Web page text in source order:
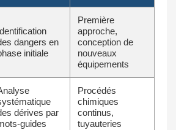
dangers en
initiale
Première
approche,
conception de
nouveaux
équipements
dérives par
guides
Procédés
chimiques
continus,
tuyauteries